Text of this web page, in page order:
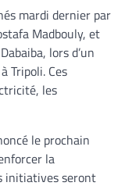
mardi dernier par
Madbouly, et
lors d’un
Tripoli. Ces
les
le prochain
la
initiatives seront